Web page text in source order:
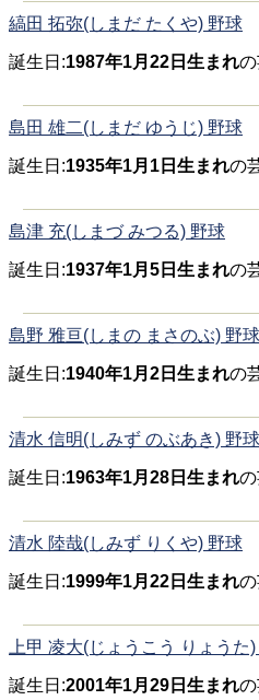
縞田 拓弥(しまだ たくや) 野球
誕生日:1987年1月22日生まれ
島田 雄二(しまだ ゆうじ) 野球
誕生日:1935年1月1日生まれの
島津 充(しまづ みつる) 野球
誕生日:1937年1月5日生まれの
島野 雅亘(しまの まさのぶ) 野球
誕生日:1940年1月2日生まれの
清水 信明(しみず のぶあき) 野球
誕生日:1963年1月28日生まれ
清水 陸哉(しみず りくや) 野球
誕生日:1999年1月22日生まれ
上甲 凌大(じょうこう りょうた
誕生日:2001年1月29日生まれ